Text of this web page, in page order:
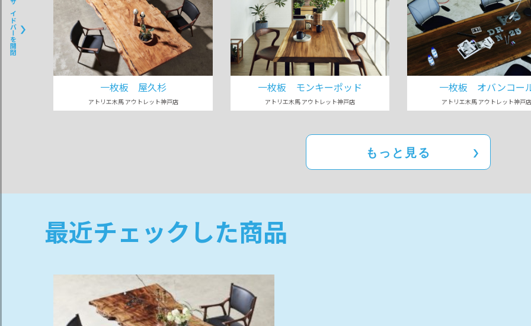
サイドバーを開閉
一枚板 屋久杉
アトリエ木馬 アウトレット神戸店
一枚板 モンキーポッド
アトリエ木馬 アウトレット神戸店
一枚板 オバンコー
アトリエ木馬 アウトレット神戸店
もっと見る
最近チェックした商品